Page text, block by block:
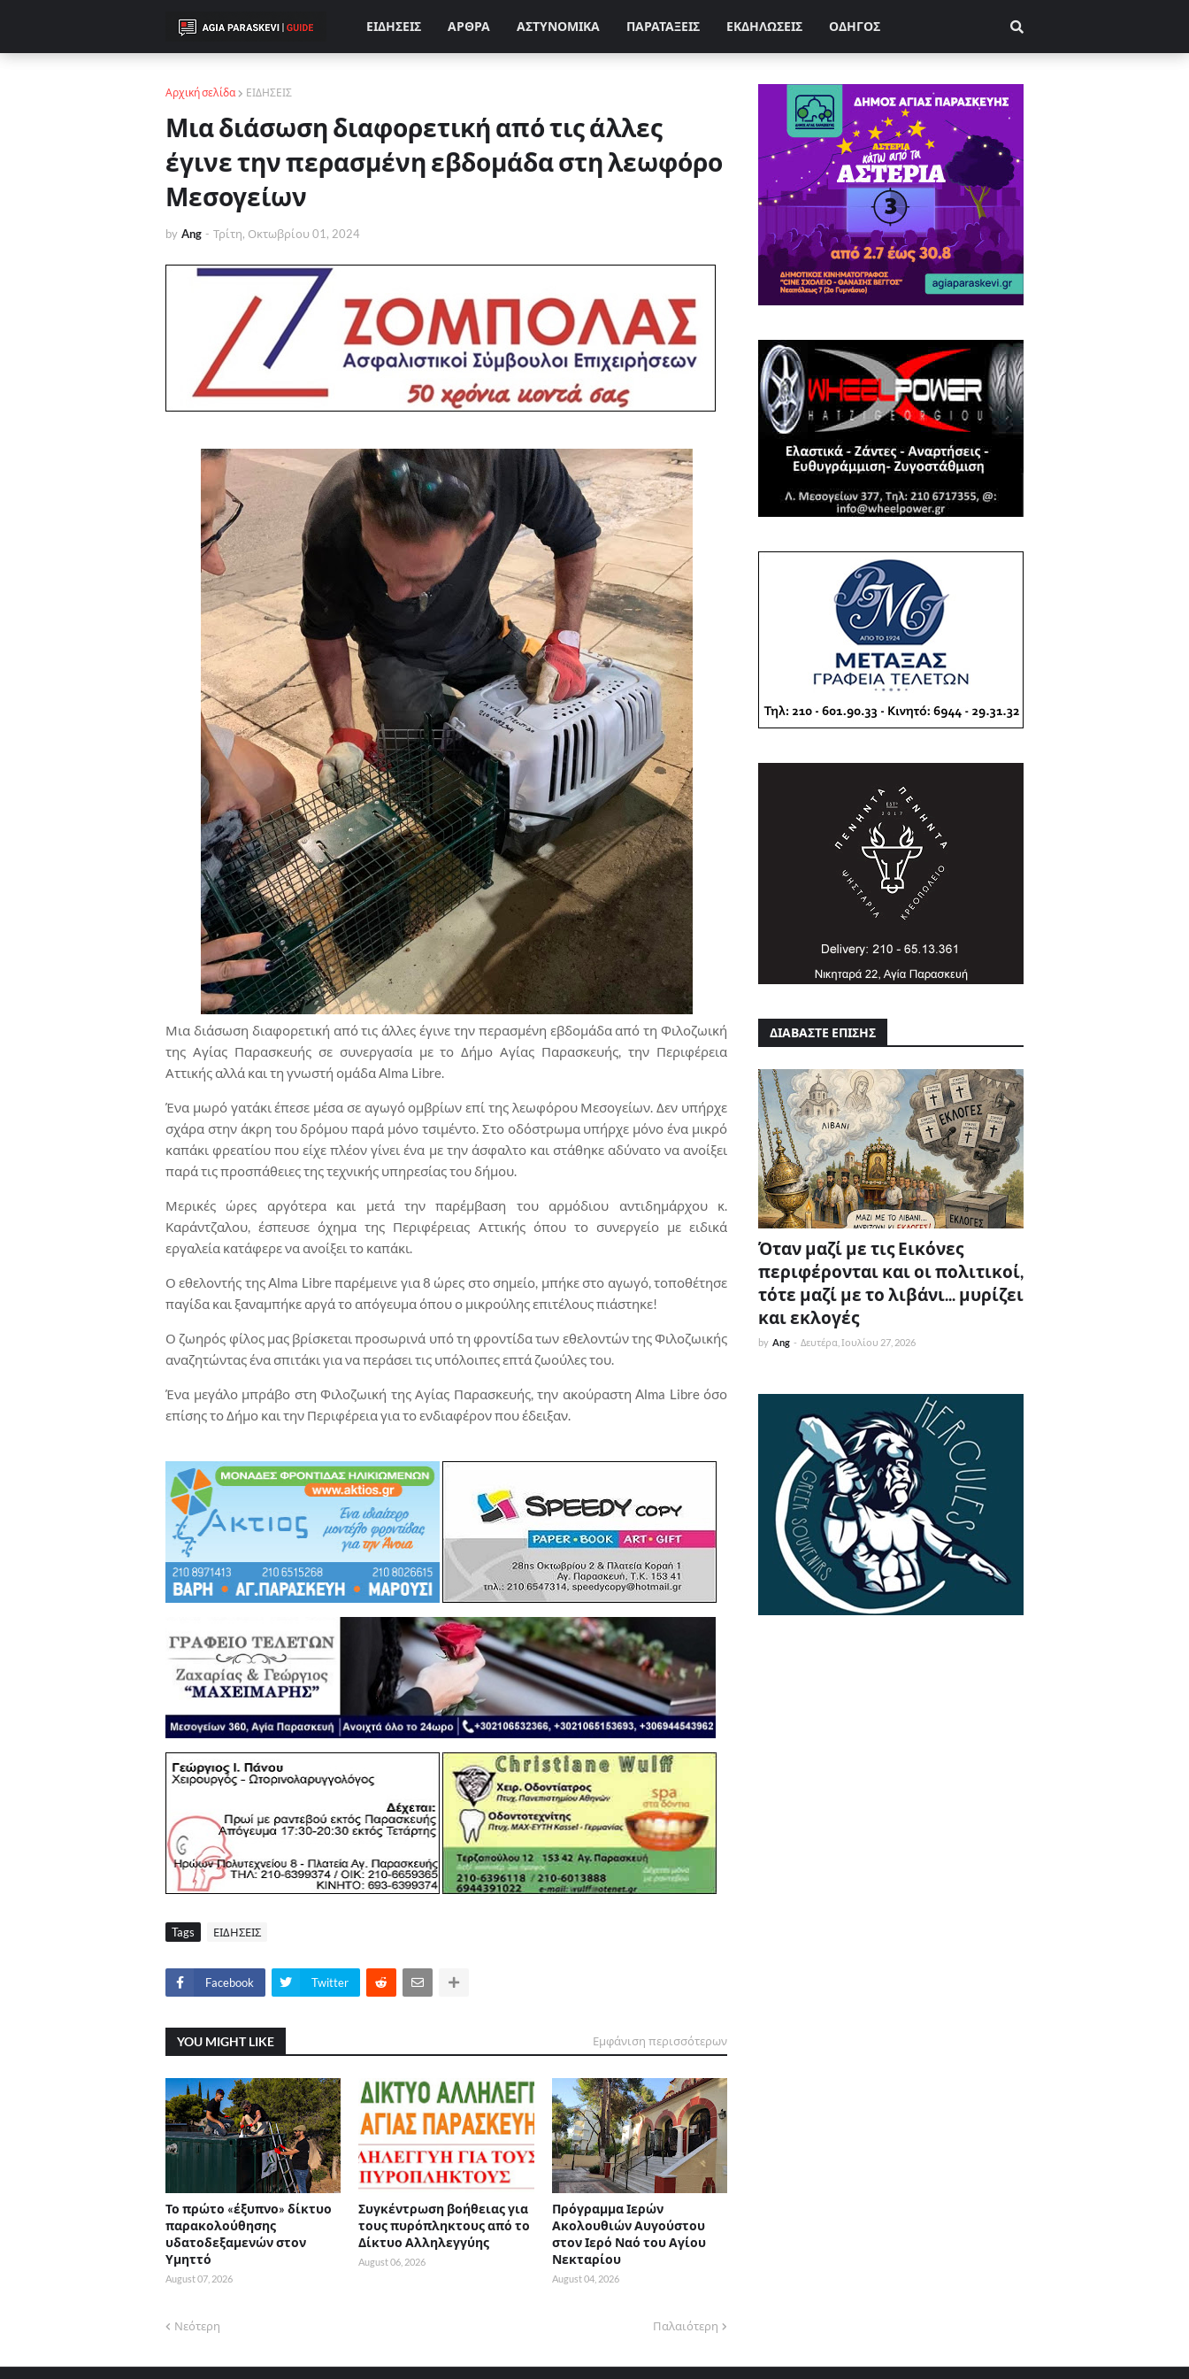
ΕΙΔΗΣΕΙΣ ΑΡΘΡΑ ΑΣΤΥΝΟΜΙΚΑ ΠΑΡΑΤΑΞΕΙΣ ΕΚΔΗΛΩΣΕΙΣ ΟΔΗΓΟΣ
Αρχική σελίδα ΕΙΔΗΣΕΙΣ
Μια διάσωση διαφορετική από τις άλλες
έγινε την περασμένη εβδομάδα στη λεωφόρο
Μεσογείων
by Ang - Τρίτη, Οκτωβρίου 01, 2024
Μια διάσωση διαφορετική από τις άλλες έγινε την περασμένη εβδομάδα από τη Φιλοζωική
της Αγίας Παρασκευής σε συνεργασία με το Δήμο Αγίας Παρασκευής, την Περιφέρεια
Αττικής αλλά και τη γνωστή ομάδα Alma Libre.
Ένα μωρό γατάκι έπεσε μέσα σε αγωγό ομβρίων επί της λεωφόρου Μεσογείων. Δεν υπήρχε
σχάρα στην άκρη του δρόμου παρά μόνο τσιμέντο. Στο οδόστρωμα υπήρχε μόνο ένα μικρό
καπάκι φρεατίου που είχε πλέον γίνει ένα με την άσφαλτο και στάθηκε αδύνατο να ανοίξει
παρά τις προσπάθειες της τεχνικής υπηρεσίας του δήμου.
Μερικές ώρες αργότερα και μετά την παρέμβαση του αρμόδιου αντιδημάρχου κ.
Καράντζαλου, έσπευσε όχημα της Περιφέρειας Αττικής όπου το συνεργείο με ειδικά
εργαλεία κατάφερε να ανοίξει το καπάκι.
Ο εθελοντής της Alma Libre παρέμεινε για 8 ώρες στο σημείο, μπήκε στο αγωγό, τοποθέτησε
παγίδα και ξαναμπήκε αργά το απόγευμα όπου ο μικρούλης επιτέλους πιάστηκε!
Ο ζωηρός φίλος μας βρίσκεται προσωρινά υπό τη φροντίδα των εθελοντών της Φιλοζωικής
αναζητώντας ένα σπιτάκι για να περάσει τις υπόλοιπες επτά ζωούλες του.
Ένα μεγάλο μπράβο στη Φιλοζωική της Αγίας Παρασκευής, την ακούραστη Alma Libre όσο
επίσης το Δήμο και την Περιφέρεια για το ενδιαφέρον που έδειξαν.
Tags ΕΙΔΗΣΕΙΣ
Facebook Twitter
YOU MIGHT LIKE Εμφάνιση περισσότερων
Το πρώτο «έξυπνο» δίκτυο
παρακολούθησης
υδατοδεξαμενών στον
Υμηττό
August 07, 2026
Συγκέντρωση βοήθειας για
τους πυρόπληκτους από το
Δίκτυο Αλληλεγγύης
August 06, 2026
Πρόγραμμα Ιερών
Ακολουθιών Αυγούστου
στον Ιερό Ναό του Αγίου
Νεκταρίου
August 04, 2026
Νεότερη Παλαιότερη
ΔΙΑΒΑΣΤΕ ΕΠΙΣΗΣ
Όταν μαζί με τις Εικόνες
περιφέρονται και οι πολιτικοί,
τότε μαζί με το λιβάνι... μυρίζει
και εκλογές
by Ang - Δευτέρα, Ιουλίου 27, 2026